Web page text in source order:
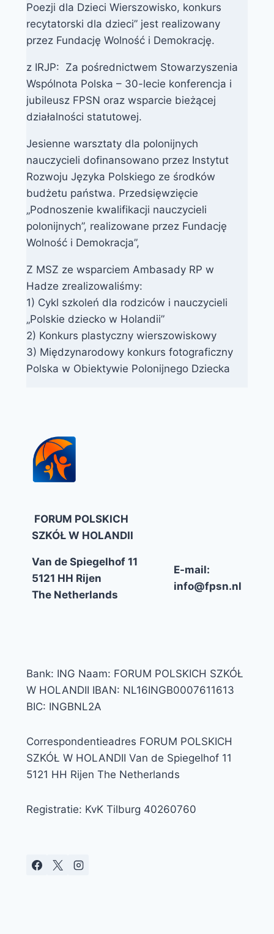
Poezji dla Dzieci Wierszowisko, konkurs
recytatorski dla dzieci” jest realizowany
przez Fundację Wolność i Demokrację.
z IRJP: Za pośrednictwem Stowarzyszenia
Wspólnota Polska – 30-lecie konferencja i
jubileusz FPSN oraz wsparcie bieżącej
działalności statutowej.
Jesienne warsztaty dla polonijnych
nauczycieli dofinansowano przez Instytut
Rozwoju Języka Polskiego ze środków
budżetu państwa. Przedsięwzięcie
„Podnoszenie kwalifikacji nauczycieli
polonijnych”, realizowane przez Fundację
Wolność i Demokracja”,
Z MSZ ze wsparciem Ambasady RP w
Hadze zrealizowaliśmy:
1) Cykl szkoleń dla rodziców i nauczycieli
„Polskie dziecko w Holandii”
2) Konkurs plastyczny wierszowiskowy
3) Międzynarodowy konkurs fotograficzny
Polska w Obiektywie Polonijnego Dziecka
FORUM POLSKICH
SZKÓŁ W HOLANDII
Van de Spiegelhof 11
5121 HH Rijen
The Netherlands
E-mail:
info@fpsn.nl
Bank: ING Naam: FORUM POLSKICH SZKÓŁ
W HOLANDII IBAN: NL16INGB0007611613
BIC: INGBNL2A
Correspondentieadres FORUM POLSKICH
SZKÓŁ W HOLANDII Van de Spiegelhof 11
5121 HH Rijen The Netherlands
Registratie: KvK Tilburg 40260760